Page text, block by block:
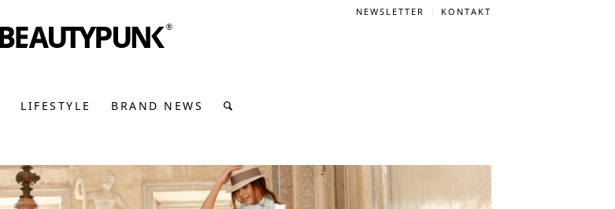
NEWSLETTER KONTAKT
LIFESTYLE BRAND NEWS